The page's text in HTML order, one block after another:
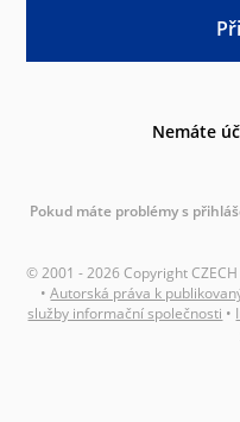
Nemáte
Pokud máte problémy s
© 2001 - 2026 Copyright
•Autorská práva k
služby informační společnosti •